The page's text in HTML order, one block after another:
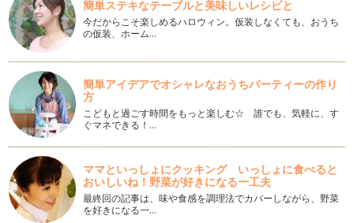
入園、入学、復職、異動、おめでとうございます！！ 育児休
職より職場復帰された方も多…
働くママの悩み⑯『仕事で成果をあげたい！』
妊娠出産という大仕事を終えて、育児休職を経て復職。 折角
復職したのだから、楽しく仕…
働くママの悩み⑮『職場での私とは？復職後の焦り』『私、職
場でどんな存在？ 復職後の焦りの原因』
妊娠出産を経て育児休職入り。 暫くの間仕事から離れていた
ことに不安を感じながら職場…
働くママの悩み⑭『新年の抱負を継続・実現させたい！』
あけましておめでとうございます！ 今年もよろしくお願い
します。 &nbs…
簡単ステキなテーブルと美味しいレシピと
今だからこそ楽しめるハロウィン。仮装しなくても、おうち
の仮装、ホーム…
簡単アイデアでオシャレなおうちパーティーの作り
方
こどもと過ごす時間をもっと楽しむ☆ 誰でも、気軽に、す
ぐマネできる！…
ママといっしょにクッキング いっしょに食べると
おいしいね！野菜が好きになる一工夫
最終回の記事は、味や食感を調理法でカバーしながら、野菜
を好きになる一…